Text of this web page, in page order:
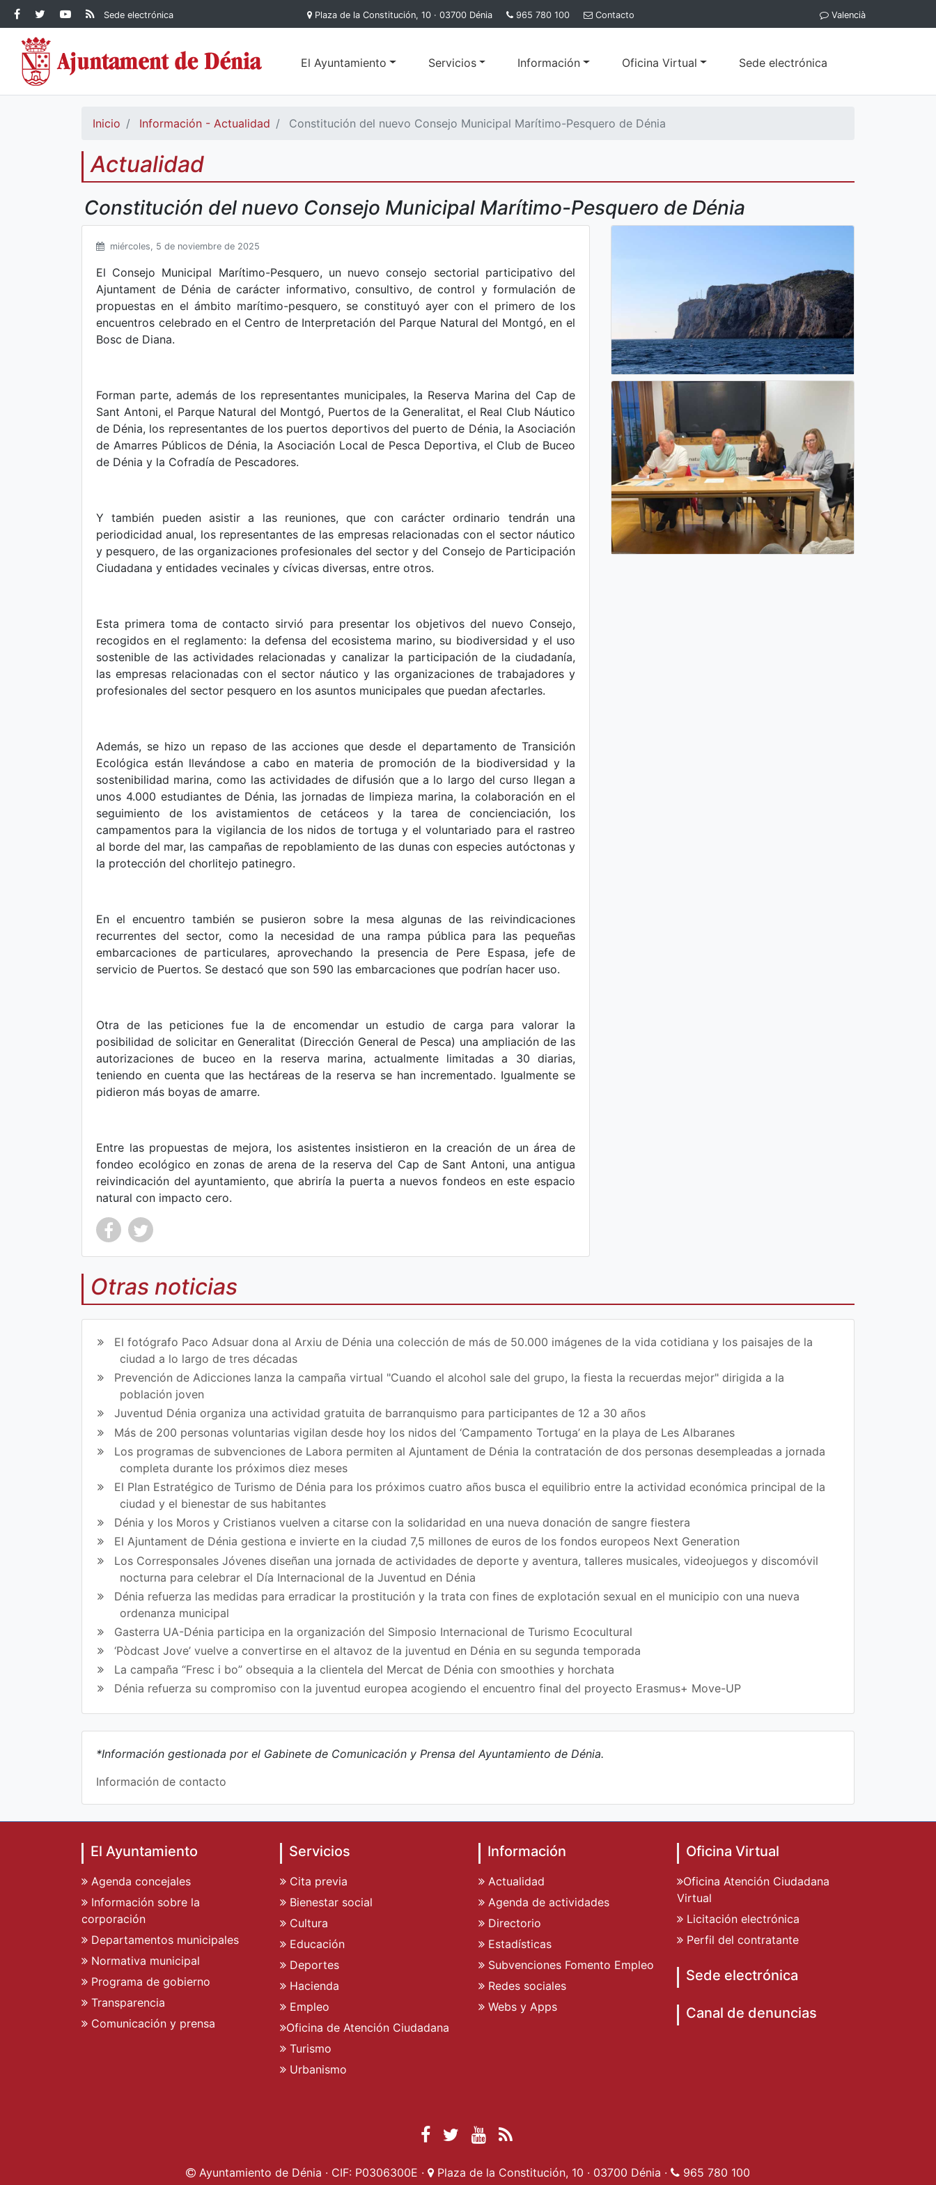
Contenido principal
Facebook Ayuntamiento de
Dénia
Ayuntamiento de Dénia
YouTube
Ayuntamiento de
RSS Actualidad
Ayuntamiento de
Sede electrónica Plaza de la Constitución, 10 · 03700 Dénia 965 780 100 Contacto Valencià
El Ayuntamiento Servicios Información Oficina Virtual Sede electrónica
Inicio Información - Actualidad Constitución del nuevo Consejo Municipal Marítimo-Pesquero de Dénia
Actualidad
Constitución del nuevo Consejo Municipal Marítimo-Pesquero de Dénia
miércoles, 5 de noviembre de 2025
El Consejo Municipal Marítimo-Pesquero, un nuevo consejo sectorial participativo del
Ajuntament de Dénia de carácter informativo, consultivo, de control y formulación de
propuestas en el ámbito marítimo-pesquero, se constituyó ayer con el primero de los
encuentros celebrado en el Centro de Interpretación del Parque Natural del Montgó, en el
Bosc de Diana.
Forman parte, además de los representantes municipales, la Reserva Marina del Cap de
Sant Antoni, el Parque Natural del Montgó, Puertos de la Generalitat, el Real Club Náutico
de Dénia, los representantes de los puertos deportivos del puerto de Dénia, la Asociación
de Amarres Públicos de Dénia, la Asociación Local de Pesca Deportiva, el Club de Buceo
de Dénia y la Cofradía de Pescadores.
Y también pueden asistir a las reuniones, que con carácter ordinario tendrán una
periodicidad anual, los representantes de las empresas relacionadas con el sector náutico
y pesquero, de las organizaciones profesionales del sector y del Consejo de Participación
Ciudadana y entidades vecinales y cívicas diversas, entre otros.
Esta primera toma de contacto sirvió para presentar los objetivos del nuevo Consejo,
recogidos en el reglamento: la defensa del ecosistema marino, su biodiversidad y el uso
sostenible de las actividades relacionadas y canalizar la participación de la ciudadanía,
las empresas relacionadas con el sector náutico y las organizaciones de trabajadores y
profesionales del sector pesquero en los asuntos municipales que puedan afectarles.
Además, se hizo un repaso de las acciones que desde el departamento de Transición
Ecológica están llevándose a cabo en materia de promoción de la biodiversidad y la
sostenibilidad marina, como las actividades de difusión que a lo largo del curso llegan a
unos 4.000 estudiantes de Dénia, las jornadas de limpieza marina, la colaboración en el
seguimiento de los avistamientos de cetáceos y la tarea de concienciación, los
campamentos para la vigilancia de los nidos de tortuga y el voluntariado para el rastreo
al borde del mar, las campañas de repoblamiento de las dunas con especies autóctonas y
la protección del chorlitejo patinegro.
En el encuentro también se pusieron sobre la mesa algunas de las reivindicaciones
recurrentes del sector, como la necesidad de una rampa pública para las pequeñas
embarcaciones de particulares, aprovechando la presencia de Pere Espasa, jefe de
servicio de Puertos. Se destacó que son 590 las embarcaciones que podrían hacer uso.
Otra de las peticiones fue la de encomendar un estudio de carga para valorar la
posibilidad de solicitar en Generalitat (Dirección General de Pesca) una ampliación de las
autorizaciones de buceo en la reserva marina, actualmente limitadas a 30 diarias,
teniendo en cuenta que las hectáreas de la reserva se han incrementado. Igualmente se
pidieron más boyas de amarre.
Entre las propuestas de mejora, los asistentes insistieron en la creación de un área de
fondeo ecológico en zonas de arena de la reserva del Cap de Sant Antoni, una antigua
reivindicación del ayuntamiento, que abriría la puerta a nuevos fondeos en este espacio
natural con impacto cero.
Co
art
ir
en
Fa
ce
bo
ok
Co
art
ir
en
Tw
itt
er
Otras noticias
El fotógrafo Paco Adsuar dona al Arxiu de Dénia una colección de más de 50.000 imágenes de la vida cotidiana y los paisajes de la
ciudad a lo largo de tres décadas
Prevención de Adicciones lanza la campaña virtual "Cuando el alcohol sale del grupo, la fiesta la recuerdas mejor" dirigida a la
población joven
Juventud Dénia organiza una actividad gratuita de barranquismo para participantes de 12 a 30 años
Más de 200 personas voluntarias vigilan desde hoy los nidos del ‘Campamento Tortuga’ en la playa de Les Albaranes
Los programas de subvenciones de Labora permiten al Ajuntament de Dénia la contratación de dos personas desempleadas a jornada
completa durante los próximos diez meses
El Plan Estratégico de Turismo de Dénia para los próximos cuatro años busca el equilibrio entre la actividad económica principal de la
ciudad y el bienestar de sus habitantes
Dénia y los Moros y Cristianos vuelven a citarse con la solidaridad en una nueva donación de sangre fiestera
El Ajuntament de Dénia gestiona e invierte en la ciudad 7,5 millones de euros de los fondos europeos Next Generation
Los Corresponsales Jóvenes diseñan una jornada de actividades de deporte y aventura, talleres musicales, videojuegos y discomóvil
nocturna para celebrar el Día Internacional de la Juventud en Dénia
Dénia refuerza las medidas para erradicar la prostitución y la trata con fines de explotación sexual en el municipio con una nueva
ordenanza municipal
Gasterra UA-Dénia participa en la organización del Simposio Internacional de Turismo Ecocultural
‘Pòdcast Jove’ vuelve a convertirse en el altavoz de la juventud en Dénia en su segunda temporada
La campaña “Fresc i bo” obsequia a la clientela del Mercat de Dénia con smoothies y horchata
Dénia refuerza su compromiso con la juventud europea acogiendo el encuentro final del proyecto Erasmus+ Move-UP
*Información gestionada por el Gabinete de Comunicación y Prensa del Ayuntamiento de Dénia.
Información de contacto
El Ayuntamiento
Agenda concejales
Información sobre la
corporación
Departamentos municipales
Normativa municipal
Programa de gobierno
Transparencia
Comunicación y prensa
Servicios
Cita previa
Bienestar social
Cultura
Educación
Deportes
Hacienda
Empleo
Oficina de Atención Ciudadana
Turismo
Urbanismo
Información
Actualidad
Agenda de actividades
Directorio
Estadísticas
Subvenciones Fomento Empleo
Redes sociales
Webs y Apps
Oficina Virtual
Oficina Atención Ciudadana
Virtual
Licitación electrónica
Perfil del contratante
Sede electrónica
Canal de denuncias
Facebook Ayuntamiento de Dénia
Twitter Ayuntamiento de Dénia
YouTube Ayuntamiento de Dénia
Ayuntamiento de Dénia · CIF: P0306300E · Plaza de la Constitución, 10 · 03700 Dénia · 965 780 100